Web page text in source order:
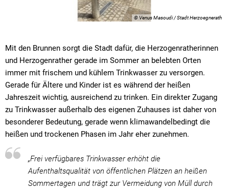
© Venus Masoudi / Stadt Herzoegnerath
Mit den Brunnen sorgt die Stadt dafür, die Herzogenratherinnen
und Herzogenrather gerade im Sommer an belebten Orten
immer mit frischem und kühlem Trinkwasser zu versorgen.
Gerade für Ältere und Kinder ist es während der heißen
Jahreszeit wichtig, ausreichend zu trinken. Ein direkter Zugang
zu Trinkwasser außerhalb des eigenen Zuhauses ist daher von
besonderer Bedeutung, gerade wenn klimawandelbedingt die
heißen und trockenen Phasen im Jahr eher zunehmen.
„Frei verfügbares Trinkwasser erhöht die
Aufenthaltsqualität von öffentlichen Plätzen an heißen
Sommertagen und trägt zur Vermeidung von Müll durch